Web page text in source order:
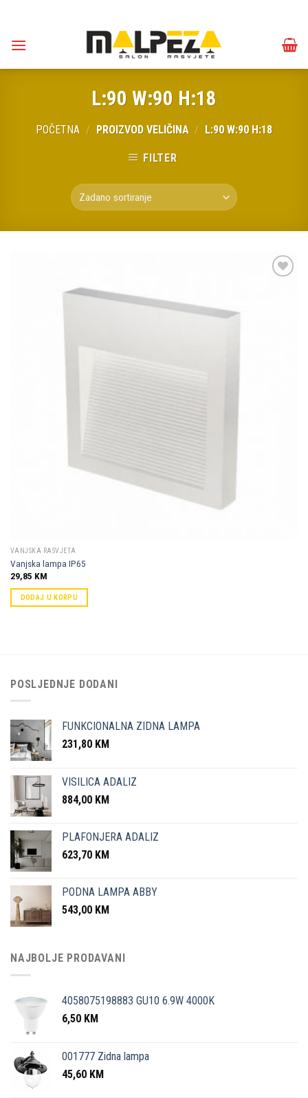
content
L:90 W:90 H:18
POČETNA / PROIZVOD VELIČINA / L:90 W:90 H:18
FILTER
VANJSKA RASVJETA
Vanjska lampa IP65
29,85 KM
DODAJ U KORPU
POSLJEDNJE DODANI
FUNKCIONALNA ZIDNA LAMPA
231,80 KM
VISILICA ADALIZ
884,00 KM
PLAFONJERA ADALIZ
623,70 KM
PODNA LAMPA ABBY
543,00 KM
NAJBOLJE PRODAVANI
4058075198883 GU10 6.9W 4000K
6,50 KM
001777 Zidna lampa
45,60 KM